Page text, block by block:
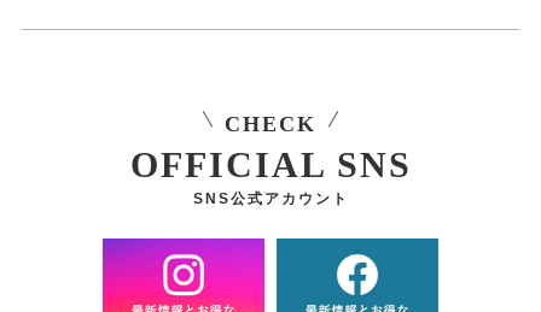
CHECK
OFFICIAL SNS
SNS公式アカウント